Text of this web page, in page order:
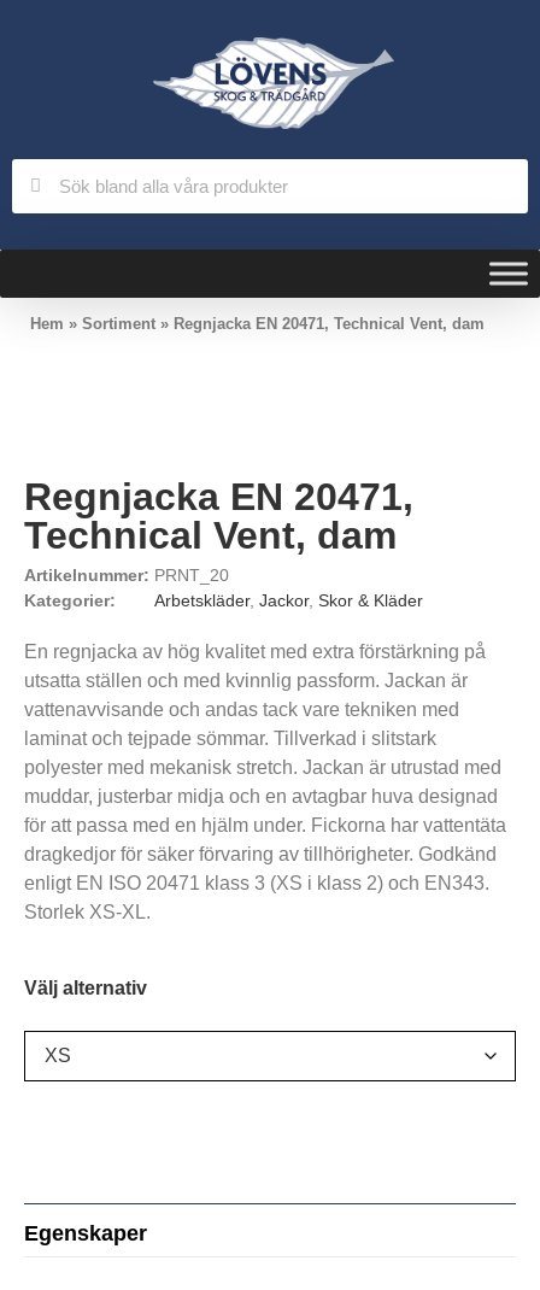
Hem » Sortiment » Regnjacka EN 20471, Technical Vent, dam
Regnjacka EN 20471,
Technical Vent, dam
Artikelnummer: PRNT_20
Kategorier:
Arbetskläder, Jackor, Skor & Kläder
En regnjacka av hög kvalitet med extra förstärkning på
utsatta ställen och med kvinnlig passform. Jackan är
vattenavvisande och andas tack vare tekniken med
laminat och tejpade sömmar. Tillverkad i slitstark
polyester med mekanisk stretch. Jackan är utrustad med
muddar, justerbar midja och en avtagbar huva designad
för att passa med en hjälm under. Fickorna har vattentäta
dragkedjor för säker förvaring av tillhörigheter. Godkänd
enligt EN ISO 20471 klass 3 (XS i klass 2) och EN343.
Storlek XS-XL.
Välj alternativ
Egenskaper